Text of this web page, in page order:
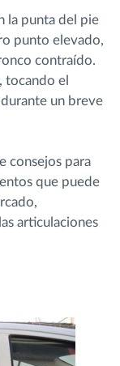
la punta del pie
punto elevado,
contraído.
tocando el
un breve
consejos para
que puede
articulaciones